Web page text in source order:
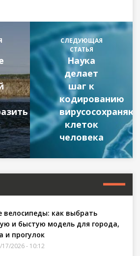
СЛЕДУЮЩАЯ
СТАТЬЯ
Наука
делает
шаг к
кодированию
клеток
человека
велосипеды: как выбрать
и быстую модель для города,
и прогулок
17/2026 - 10:12